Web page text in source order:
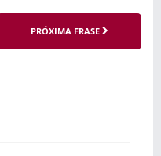
PRÓXIMA FRASE